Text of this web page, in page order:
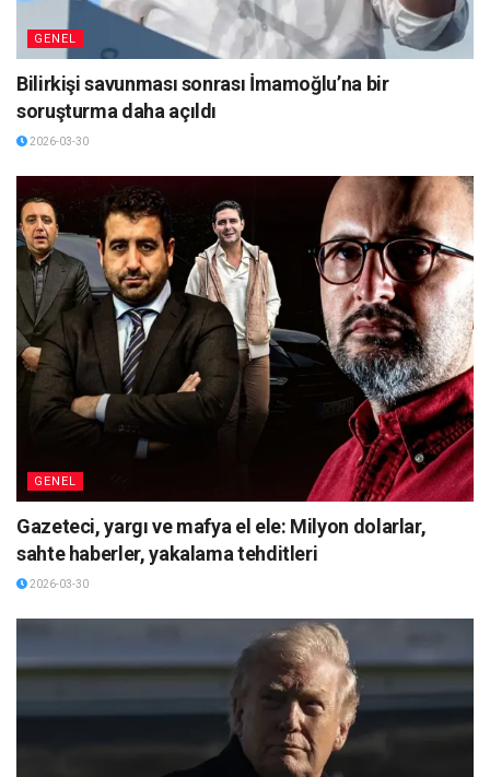
GENEL
Bilirkişi savunması sonrası İmamoğlu’na bir
soruşturma daha açıldı
2026-03-30
GENEL
Gazeteci, yargı ve mafya el ele: Milyon dolarlar,
sahte haberler, yakalama tehditleri
2026-03-30